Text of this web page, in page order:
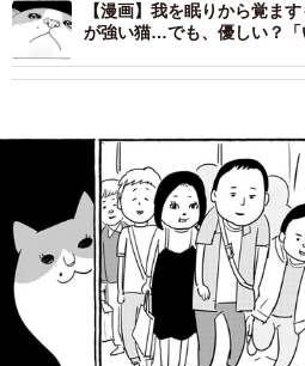
【漫画】我を眠りから覚ま
が強い猫…でも、優しい？「